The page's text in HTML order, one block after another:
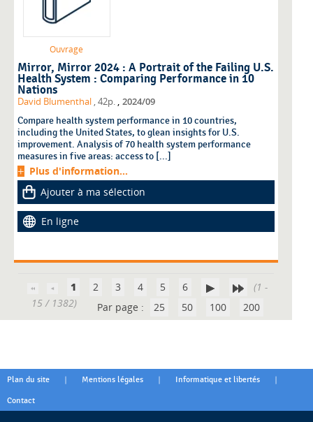
Ouvrage
Mirror, Mirror 2024 : A Portrait of the Failing U.S.
Health System : Comparing Performance in 10
Nations
David Blumenthal , 42p. , 2024/09
Compare health system performance in 10 countries,
including the United States, to glean insights for U.S.
improvement. Analysis of 70 health system performance
measures in five areas: access to [...]
Plus d'information...
Ajouter à ma sélection
En ligne
1 2 3 4 5 6
15 / 1382)
Par page : 25 50 100 200
Plan du site | Mentions légales | Informatique et libertés |
Contact